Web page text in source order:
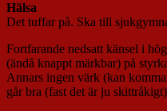
Hälsa
Det tuffar på. Ska till
Fortfarande nedsatt känsel i
(ändå knappt märkbar) på
Annars ingen värk (kan
går bra (fast det är ju